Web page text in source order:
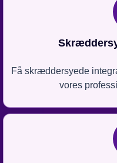
Få skræddersyede
vores